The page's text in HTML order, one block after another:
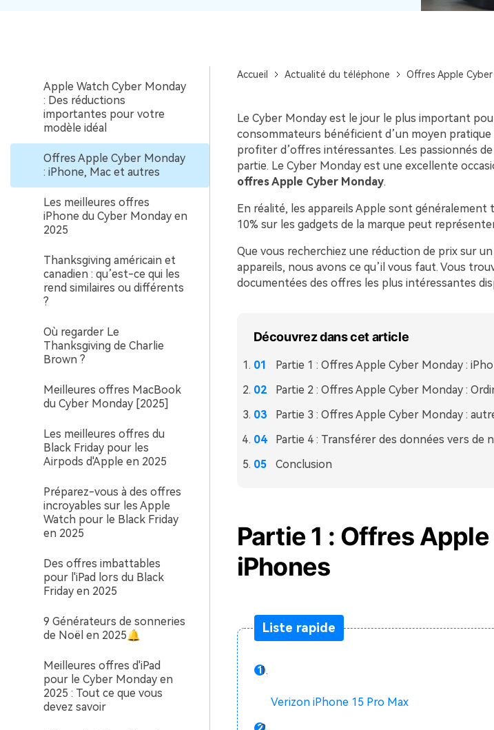
Apple Watch Cyber Monday
: Des réductions
importantes pour votre
modèle idéal
Offres Apple Cyber Monday
: iPhone, Mac et autres
Les meilleures offres
iPhone du Cyber Monday en
2025
Thanksgiving américain et
canadien : qu’est-ce qui les
rend similaires ou différents
?
Où regarder Le
Thanksgiving de Charlie
Brown ?
Meilleures offres MacBook
du Cyber Monday [2025]
Les meilleures offres du
Black Friday pour les
Airpods d'Apple en 2025
Préparez-vous à des offres
incroyables sur les Apple
Watch pour le Black Friday
en 2025
Des offres imbattables
pour l'iPad lors du Black
Friday en 2025
9 Générateurs de sonneries
de Noël en 2025🔔
Meilleures offres d'iPad
pour le Cyber Monday en
2025 : Tout ce que vous
devez savoir
Accueil Actualité du téléphone Offres Apple
Le Cyber Monday est le jour le plus important
consommateurs bénéficient d’un moyen
profiter d’offres intéressantes. Les passionnés
partie. Le Cyber Monday est une excellente
offres Apple Cyber Monday.
En réalité, les appareils Apple sont généralement
10% sur les gadgets de la marque peut
Que vous recherchiez une réduction de prix sur
appareils, nous avons ce qu’il vous faut. Vous
documentées des offres les plus intéressantes
Découvrez dans cet article
Partie 1 : Offres Apple Cyber Monday :
Partie 2 : Offres Apple Cyber Monday :
Partie 3 : Offres Apple Cyber Monday :
Partie 4 : Transférer des données vers de
Conclusion
Partie 1 : Offres
iPhones
Liste rapide
Verizon iPhone 15 Pro Max